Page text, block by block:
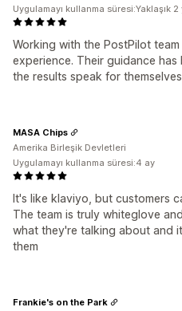
Working with the PostPilot
experience. Their guidance
the results speak for
Uygulamayı kullanma süresi:Yaklaşık 2
It's like klaviyo, but customers
The team is truly whiteglove
what they're talking about and
them
MASA Chips
Amerika Birleşik Devletleri
Uygulamayı kullanma süresi:4 ay
Frankie's on the Park